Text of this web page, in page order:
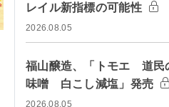
レイル新指標の可能性
2026.08.05
福山醸造、「トモエ 道民
味噌 白こし減塩」発売
2026.08.05